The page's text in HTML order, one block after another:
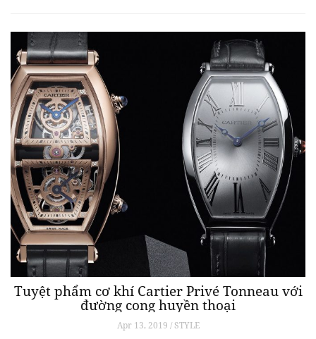
Tuyệt phẩm cơ khí Cartier Privé Tonneau với
đường cong huyền thoại
Apr 13, 2019 / STYLE